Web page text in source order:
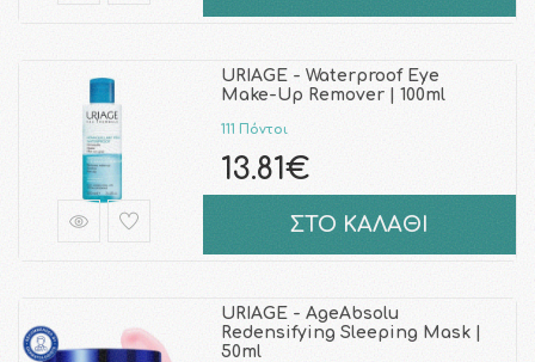
URIAGE - Waterproof Eye
Make-Up Remover | 100ml
111 Πόντοι
13.81€
ΣΤΟ ΚΑΛΑΘΙ
URIAGE - AgeAbsolu
Redensifying Sleeping Mask |
50ml